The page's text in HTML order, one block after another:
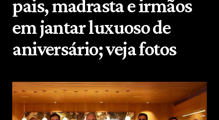
pais, madrasta e irmãos
em jantar luxuoso de
aniversário; veja fotos